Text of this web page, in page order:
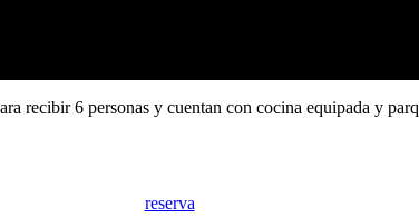
recibir 6 personas y cuentan con cocina equipada y
reserva